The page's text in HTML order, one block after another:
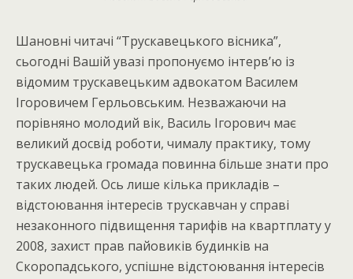
Шановні читачі “Трускавецького вісника”,
сьогодні Вашій увазі пропонуємо інтерв’ю із
відомим трускавецьким адвокатом Василем
Ігоровичем Герльовським. Незважаючи на
порівняно молодий вік, Василь Ігорович має
великий досвід роботи, чималу практику, тому
трускавецька громада повинна більше знати про
таких людей. Ось лише кілька прикладів –
відстоювання інтересів трускавчан у справі
незаконного підвищення тарифів на квартплату у
2008, захист прав пайовиків будинків на
Скоропадського, успішне відстоювання інтересів